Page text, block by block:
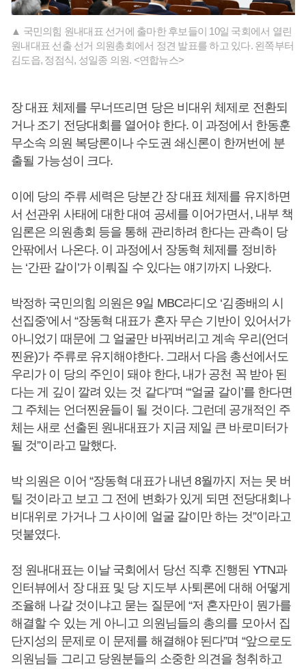
▲ 국민의힘 원내대표 선거에 출마한 후보들이 10일 국회에서 열린
원내대표 선출 선거 의원총회에서 정견 발표를 하고 있다. 왼쪽부터
김도읍, 정점식, 성일종 의원. <연합뉴스>
장 대표 체제를 무너뜨리면 당은 비대위 체제로 전환되
거나 조기 전당대회를 열어야 한다. 이 과정에서 한동훈
무소속 의원 복당론이나 수도권 쇄신론이 한꺼번에 분
출될 가능성이 크다.
이에 당의 주류 세력은 당분간 장 대표 체제를 유지하면
서 선관위 사태에 대한 대여 공세를 이어가면서, 내부 책
임론은 의원총회 등을 통해 관리하려 한다는 관측이 당
안팎에서 나온다. 이 과정에서 장동혁 체제를 정비하
는 ‘간판 갈이’가 이뤄질 수 있다는 얘기까지 나왔다.
박정하 국민의힘 의원은 9일 MBC라디오 ‘김종배의 시
선집중’에서 “장동혁 대표가 혼자 무슨 기반이 있어서가
아니었기 때문에 그 얼굴만 바꿔버리고 계속 우리(언더
찐윤)가 주류로 유지해야한다. 그래서 다음 총선에서도
우리가 이 당의 주인이 돼야 한다, 내가 공천 꼭 받아 된
다는 게 깊이 깔려 있는 것 같다”며 “‘얼굴 갈이’를 한다면
그 주체는 언더찐윤들이 될 것이다. 그런데 공개적인 주
체는 새로 선출된 원내대표가 지금 제일 큰 바로미터가
될 것”이라고 말했다.
박 의원은 이어 “장동혁 대표가 내년 8월까지 저는 못 버
틸 것이라고 보고 그 전에 변화가 있게 되면 전당대회나
비대위로 가거나 그 사이에 얼굴 갈이만 하는 것”이라고
덧붙였다.
정 원내대표는 이날 국회에서 당선 직후 진행된 YTN과
인터뷰에서 장 대표 및 당 지도부 사퇴론에 대해 어떻게
조율해 나갈 것이냐고 묻는 질문에 “저 혼자만이 뭔가를
해결할 수 있는 게 아니고 의원님들의 총의를 모아서 집
단지성의 문제로 이 문제를 해결해야 된다”며 “앞으로도
의원님들 그리고 당원분들의 소중한 의견을 청취하고